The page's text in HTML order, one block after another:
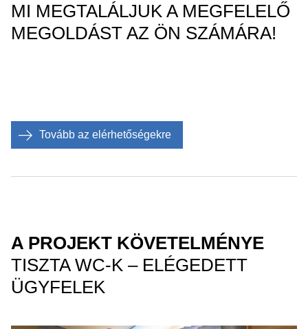
MI MEGTALÁLJUK A MEGFELELŐ
MEGOLDÁST AZ ÖN SZÁMÁRA!
Tovább az elérhetőségekre
A PROJEKT KÖVETELMÉNYE
TISZTA WC-K – ELÉGEDETT
ÜGYFELEK